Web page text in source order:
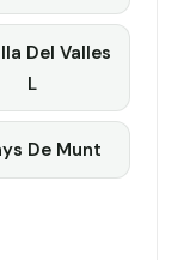
Del Valles
L
De Munt